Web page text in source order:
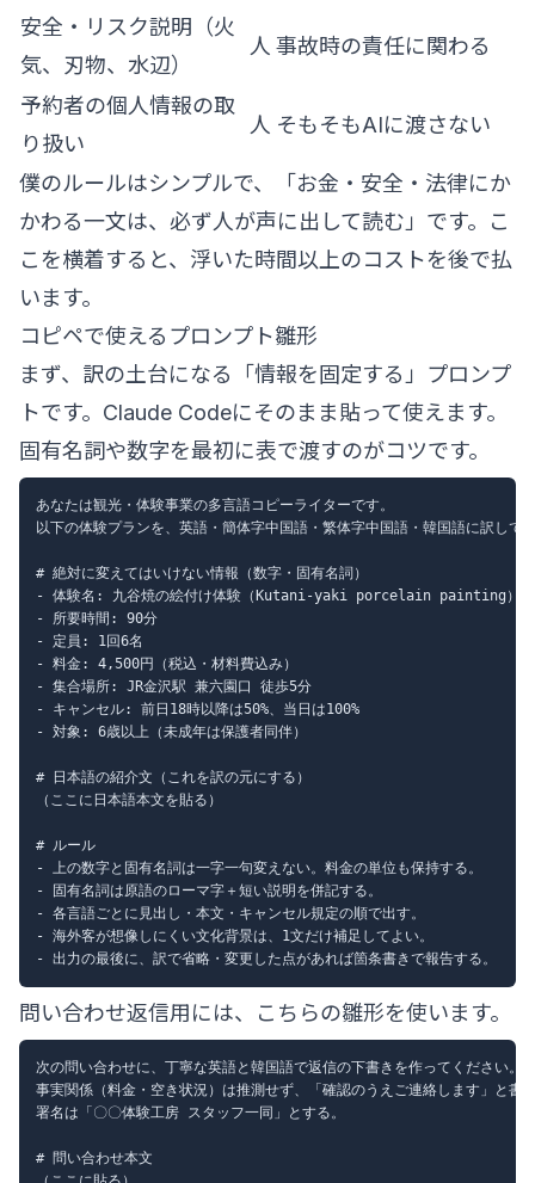
安全・リスク説明（火
気、刃物、水辺）
人 事故時の責任に関わる
予約者の個人情報の取
り扱い
人 そもそもAIに渡さない
僕のルールはシンプルで、「お金・安全・法律にか
かわる一文は、必ず人が声に出して読む」です。こ
こを横着すると、浮いた時間以上のコストを後で払
います。
コピペで使えるプロンプト雛形
まず、訳の土台になる「情報を固定する」プロンプ
トです。Claude Codeにそのまま貼って使えます。
固有名詞や数字を最初に表で渡すのがコツです。
あなたは観光・体験事業の多言語コピーライターです。
以下の体験プランを、英語・簡体字中国語・繁体字中国語・韓国語に訳して
# 絶対に変えてはいけない情報（数字・固有名詞）
- 体験名: 九谷焼の絵付け体験（Kutani-yaki porcelain painting）
- 所要時間: 90分
- 定員: 1回6名
- 料金: 4,500円（税込・材料費込み）
- 集合場所: JR金沢駅 兼六園口 徒歩5分
- キャンセル: 前日18時以降は50%、当日は100%
- 対象: 6歳以上（未成年は保護者同伴）
# 日本語の紹介文（これを訳の元にする）
（ここに日本語本文を貼る）
# ルール
- 上の数字と固有名詞は一字一句変えない。料金の単位も保持する。
- 固有名詞は原語のローマ字＋短い説明を併記する。
- 各言語ごとに見出し・本文・キャンセル規定の順で出す。
- 海外客が想像しにくい文化背景は、1文だけ補足してよい。
問い合わせ返信用には、こちらの雛形を使います。
次の問い合わせに、丁寧な英語と韓国語で返信の下書きを作ってください。
事実関係（料金・空き状況）は推測せず、「確認のうえご連絡します」と書
署名は「〇〇体験工房 スタッフ一同」とする。
# 問い合わせ本文